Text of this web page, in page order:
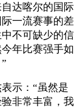
达喀尔的国际
一流赛事的差
不可缺少的信
年比赛强手如
示：“虽然是
非常丰富，我